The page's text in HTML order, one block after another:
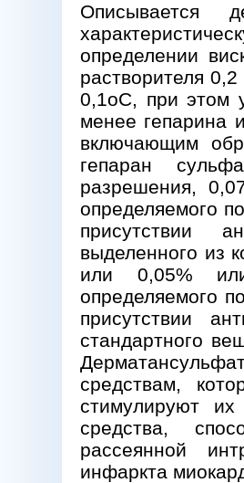
Описывается
определении
растворителя
0,1oС, при этом
менее гепарина
включающим
гепаран
разрешения,
определяемого
присутствии
выделенного из
или 0,05%
определяемого
присутствии
стандартного
средствам,
стимулируют
средства,
рассеянной
инфаркта